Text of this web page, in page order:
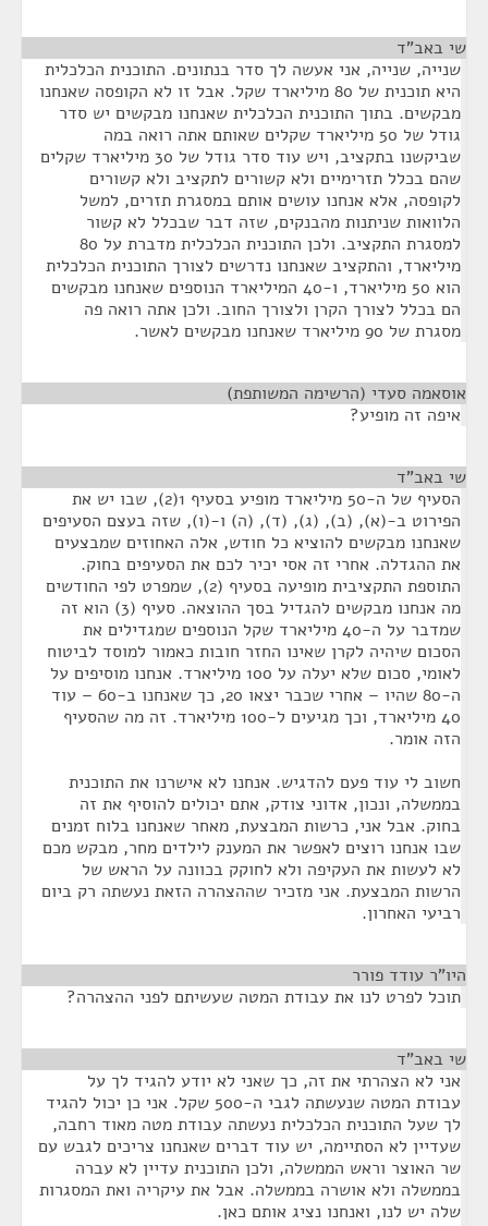
שי באב"ד
שנייה, שנייה, אני אעשה לך סדר בנתונים. התוכנית הכלכלית
היא תוכנית של 80 מיליארד שקל. אבל זו לא הקופסה שאנחנו
מבקשים. בתוך התוכנית הכלכלית שאנחנו מבקשים יש סדר
גודל של 50 מיליארד שקלים שאותם אתה רואה במה
שביקשנו בתקציב, ויש עוד סדר גודל של 30 מיליארד שקלים
שהם בכלל תזרימיים ולא קשורים לתקציב ולא קשורים
לקופסה, אלא אנחנו עושים אותם במסגרת תזרים, למשל
הלוואות שניתנות מהבנקים, שזה דבר שבכלל לא קשור
למסגרת התקציב. ולכן התוכנית הכלכלית מדברת על 80
מיליארד, והתקציב שאנחנו נדרשים לצורך התוכנית הכלכלית
הוא 50 מיליארד, ו-40 המיליארד הנוספים שאנחנו מבקשים
הם בכלל לצורך הקרן ולצורך החוב. ולכן אתה רואה פה
מסגרת של 90 מיליארד שאנחנו מבקשים לאשר.
אוסאמה סעדי (הרשימה המשותפת)
איפה זה מופיע?
שי באב"ד
הסעיף של ה-50 מיליארד מופיע בסעיף 1(2), שבו יש את
הפירוט ב-(א), (ב), (ג), (ד), (ה) ו-(ו), שזה בעצם הסעיפים
שאנחנו מבקשים להוציא כל חודש, אלה האחוזים שמבצעים
את ההגדלה. אחרי זה אסי יכיר לכם את הסעיפים בחוק.
התוספת התקציבית מופיעה בסעיף (2), שמפרט לפי החודשים
מה אנחנו מבקשים להגדיל בסך ההוצאה. סעיף (3) הוא זה
שמדבר על ה-40 מיליארד שקל הנוספים שמגדילים את
הסכום שיהיה לקרן שאינו החזר חובות כאמור למוסד לביטוח
לאומי, סכום שלא יעלה על 100 מיליארד. אנחנו מוסיפים על
ה-80 שהיו – אחרי שכבר יצאו 20, כך שאנחנו ב-60 – עוד
40 מיליארד, וכך מגיעים ל-100 מיליארד. זה מה שהסעיף
הזה אומר.
חשוב לי עוד פעם להדגיש. אנחנו לא אישרנו את התוכנית
בממשלה, ונכון, אדוני צודק, אתם יכולים להוסיף את זה
בחוק. אבל אני, כרשות המבצעת, מאחר שאנחנו בלוח זמנים
שבו אנחנו רוצים לאפשר את המענק לילדים מחר, מבקש מכם
לא לעשות את העקיפה ולא לחוקק בכוונה על הראש של
הרשות המבצעת. אני מזכיר שההצהרה הזאת נעשתה רק ביום
רביעי האחרון.
היו"ר עודד פורר
תוכל לפרט לנו את עבודת המטה שעשיתם לפני ההצהרה?
שי באב"ד
אני לא הצהרתי את זה, כך שאני לא יודע להגיד לך על
עבודת המטה שנעשתה לגבי ה-500 שקל. אני כן יכול להגיד
לך שעל התוכנית הכלכלית נעשתה עבודת מטה מאוד רחבה,
שעדיין לא הסתיימה, יש עוד דברים שאנחנו צריכים לגבש עם
שר האוצר וראש הממשלה, ולכן התוכנית עדיין לא עברה
בממשלה ולא אושרה בממשלה. אבל את עיקריה ואת המסגרות
שלה יש לנו, ואנחנו נציג אותם כאן.